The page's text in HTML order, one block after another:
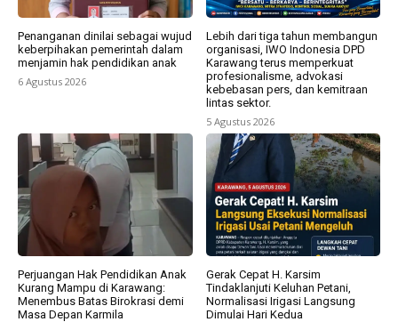
Penanganan dinilai sebagai wujud
keberpihakan pemerintah dalam
menjamin hak pendidikan anak
6 Agustus 2026
Lebih dari tiga tahun membangun
organisasi, IWO Indonesia DPD
Karawang terus memperkuat
profesionalisme, advokasi
kebebasan pers, dan kemitraan
lintas sektor.
5 Agustus 2026
Perjuangan Hak Pendidikan Anak
Kurang Mampu di Karawang:
Menembus Batas Birokrasi demi
Masa Depan Karmila
Gerak Cepat H. Karsim
Tindaklanjuti Keluhan Petani,
Normalisasi Irigasi Langsung
Dimulai Hari Kedua